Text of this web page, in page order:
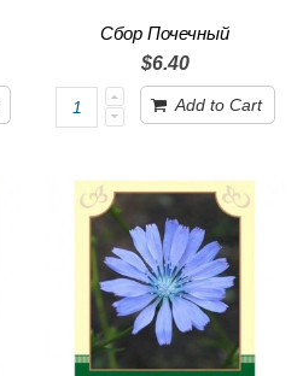
Сбор Почечный
$6.40
Add to Cart